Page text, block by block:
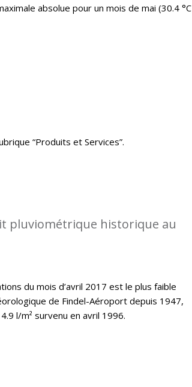
absolue pour un mois de mai (30.4 °C
“Produits et Services”.
pluviométrique historique au
du mois d’avril 2017 est le plus faible
de Findel-Aéroport depuis 1947,
l/m² survenu en avril 1996.